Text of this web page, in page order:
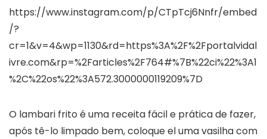
https://www.instagram.com/p/CTpTcj6Nnfr/embed
/?
cr=1&v=4&wp=1130&rd=https%3A%2F%2Fportalvidal
ivre.com&rp=%2Farticles%2F764#%7B%22ci%22%3A1
%2C%22os%22%3A572.3000000119209%7D
O lambari frito é uma receita fácil e prática de fazer,
após tê-lo limpado bem, coloque el uma vasilha com